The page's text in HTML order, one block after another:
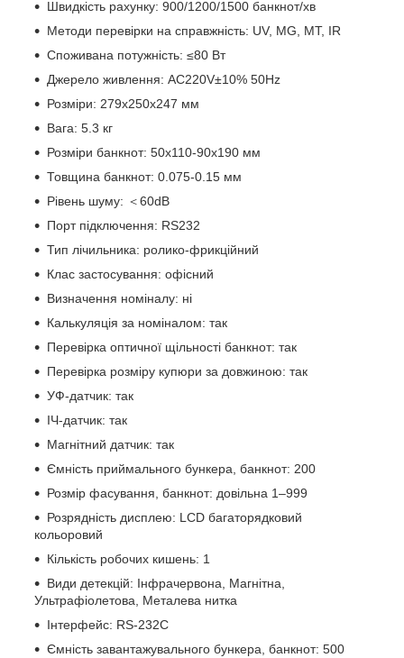
Швидкість рахунку: 900/1200/1500 банкнот/хв
Методи перевірки на справжність: UV, MG, MT, IR
Споживана потужність: ≤80 Вт
Джерело живлення: AC220V±10% 50Hz
Розміри: 279х250х247 мм
Вага: 5.3 кг
Розміри банкнот: 50x110-90x190 мм
Товщина банкнот: 0.075-0.15 мм
Рівень шуму: ＜60dB
Порт підключення: RS232
Тип лічильника: ролико-фрикційний
Клас застосування: офісний
Визначення номіналу: ні
Калькуляція за номіналом: так
Перевірка оптичної щільності банкнот: так
Перевірка розміру купюри за довжиною: так
УФ-датчик: так
ІЧ-датчик: так
Магнітний датчик: так
Ємність приймального бункера, банкнот: 200
Розмір фасування, банкнот: довільна 1–999
Розрядність дисплею: LCD багаторядковий
кольоровий
Кількість робочих кишень: 1
Види детекцій: Інфрачервона, Магнітна,
Ультрафіолетова, Металева нитка
Інтерфейс: RS-232C
Ємність завантажувального бункера, банкнот: 500